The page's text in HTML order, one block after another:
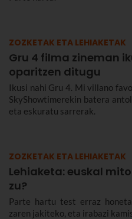
ZOZKETAK ETA LEHIAKETAK
Gru 4 filma zineman
oparitzen ditugu
Ikusi nahi Gru 4. Mi villano
SkyShowtimerekin batera
eta eskuratu sarrerak.
ZOZKETAK ETA LEHIAKETAK
Lehiaketa: euskal
zu?
Parte hartu test erraz
zaren jakiteko, eta irabazi